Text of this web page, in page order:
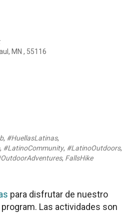
MN , 55116
, #HuellasLatinas,
, #LatinoCommunity, #LatinoOutdoors,
, FallsHike
para disfrutar de nuestro
Las actividades son